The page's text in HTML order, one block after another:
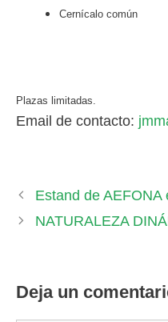
Cernícalo común
Plazas limitadas.
Email de contacto:
Estand de AEFONA
NATURALEZA
Deja un